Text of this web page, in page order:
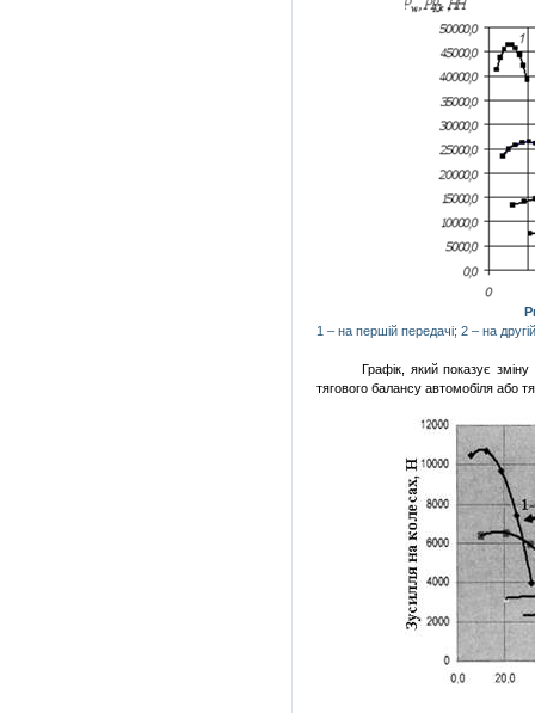
1 – на першій передачі; 2 – на
Графік, який показує
тягового балансу автомобіля або